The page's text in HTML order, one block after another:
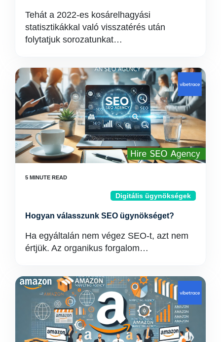
Tehát a 2022-es kosárelhagyási
statisztikákkal való visszatérés után
folytatjuk sorozatunkat…
Digitális ügynökségek
Hogyan válasszunk SEO ügynökséget?
Ha egyáltalán nem végez SEO-t, azt nem
értjük. Az organikus forgalom…